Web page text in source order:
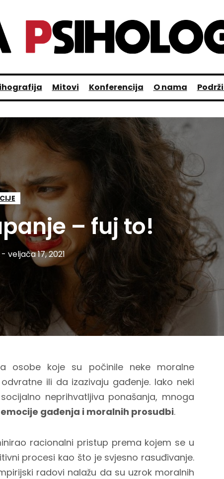
Mitovi Konferencija O nama
– fuj to!
- veljača 17, 2021
osobe koje su počinile neke moralne
ili da izazivaju gađenje. Iako neki
neprihvatljiva ponašanja, mnoga
gađenja i moralnih prosudbi.
racionalni pristup prema kojem se u
procesi kao što je svjesno rasuđivanje.
radovi nalažu da su uzrok moralnih